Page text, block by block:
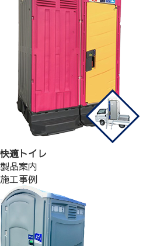
快適トイレ
製品案内
施工事例